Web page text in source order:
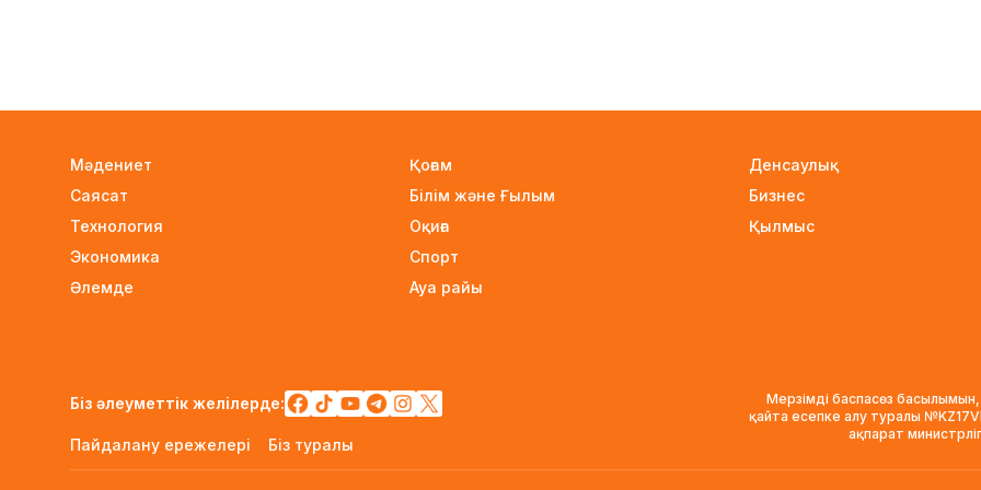
Мәдениет
Саясат
Технология
Экономика
Әлемде
Қоғам
Білім және Ғылым
Оқиға
Спорт
Ауа райы
Денсаулық
Бизнес
Қылмыс
Біз әлеуметтік желілерде:
Пайдалану ережелері Біз туралы
Мерзімді баспасөз
қайта есепке алу туралы
ақпарат